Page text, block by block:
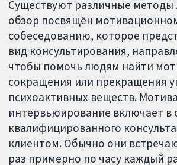
Существуют различные методы
обзор посвящён
собеседованию, которое
вид консультирования,
чтобы помочь людям найти
сокращения или прекращения
психоактивных веществ.
интервьюирование включает в
квалифицированного
клиентом. Обычно они
раз примерно по часу каждый